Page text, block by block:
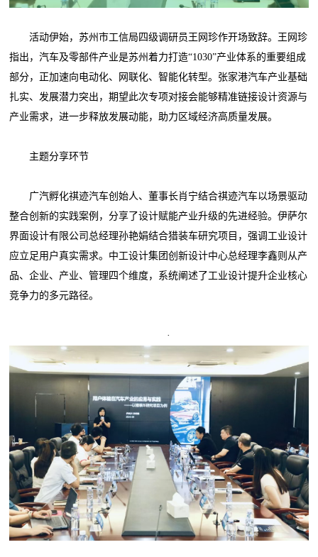
活动伊始，苏州市工信局四级调研员王网珍作开场致辞。王网珍
指出，汽车及零部件产业是苏州着力打造“1030”产业体系的重要组成
部分，正加速向电动化、网联化、智能化转型。张家港汽车产业基础
扎实、发展潜力突出，期望此次专项对接会能够精准链接设计资源与
产业需求，进一步释放发展动能，助力区域经济高质量发展。
主题分享环节
广汽孵化祺迹汽车创始人、董事长肖宁结合祺迹汽车以场景驱动
整合创新的实践案例，分享了设计赋能产业升级的先进经验。伊萨尔
界面设计有限公司总经理孙艳娟结合猎装车研究项目，强调工业设计
应立足用户真实需求。中工设计集团创新设计中心总经理李鑫则从产
品、企业、产业、管理四个维度，系统阐述了工业设计提升企业核心
竞争力的多元路径。
·